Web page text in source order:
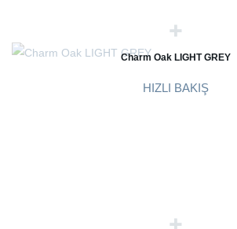
Charm Oak LIGHT GREY
HIZLI BAKIŞ